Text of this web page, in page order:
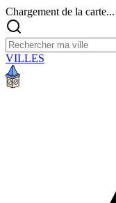
Chargement de la carte...
VILLES